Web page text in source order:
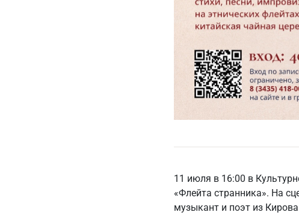
11 июля в 16:00 в
«Флейта странника». На
музыкант и поэт из